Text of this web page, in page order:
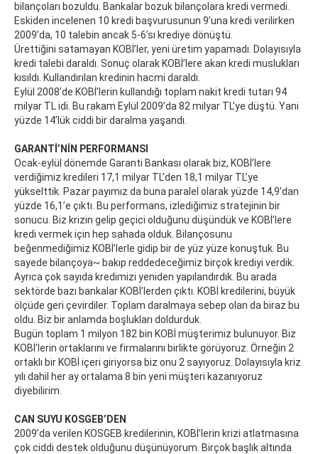
bilançoları bozuldu. Bankalar bozuk bilançolara kredi vermedi.
Eskiden incelenen 10 kredi başvurusunun 9’una kredi verilirken
2009’da, 10 talebin ancak 5-6’sı krediye dönüştü.
Ürettiğini satamayan KOBİ’ler, yeni üretim yapamadı. Dolayısıyla
kredi talebi daraldı. Sonuç olarak KOBİ’lere akan kredi muslukları
kısıldı. Kullandırılan kredinin hacmi daraldı.
Eylül 2008’de KOBİ’lerin kullandığı toplam nakit kredi tutarı 94
milyar TL idi. Bu rakam Eylül 2009’da 82 milyar TL’ye düştü. Yani
yüzde 14’lük ciddi bir daralma yaşandı.
GARANTİ’NİN PERFORMANSI
Ocak-eylül dönemde Garanti Bankası olarak biz, KOBİ’lere
verdiğimiz kredileri 17,1 milyar TL’den 18,1 milyar TL’ye
yükselttik. Pazar payımız da buna paralel olarak yüzde 14,9’dan
yüzde 16,1’e çıktı. Bu performans, izlediğimiz stratejinin bir
sonucu. Biz krizin gelip geçici olduğunu düşündük ve KOBİ’lere
kredi vermek için hep sahada olduk. Bilançosunu
beğenmediğimiz KOBİ’lerle gidip bir de yüz yüze konuştuk. Bu
sayede bilançoya~ bakıp reddedeceğimiz birçok krediyi verdik.
Ayrıca çok sayıda kredimizi yeniden yapılandırdık. Bu arada
sektörde bazı bankalar KOBİ’lerden çıktı. KOBİ kredilerini, büyük
ölçüde geri çevirdiler. Toplam daralmaya sebep olan da biraz bu
oldu. Biz bir anlamda boşlukları doldurduk.
Bugün toplam 1 milyon 182 bin KOBİ müşterimiz bulunuyor. Biz
KOBİ’lerin ortaklarını ve firmalarını birlikte görüyoruz. Örneğin 2
ortaklı bir KOBİ içeri giriyorsa biz onu 2 sayıyoruz. Dolayısıyla kriz
yılı dahil her ay ortalama 8 bin yeni müşteri kazanıyoruz
diyebilirim.
CAN SUYU KOSGEB’DEN
2009’da verilen KOSGEB kredilerinin, KOBİ’lerin krizi atlatmasına
çok ciddi destek olduğunu düşünüyorum. Birçok başlık altında